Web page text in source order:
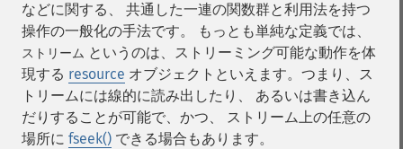
などに関する、 共通した一連の関数群と利用法を持つ
操作の一般化の手法です。 もっとも単純な定義では、
ストリーム というのは、ストリーミング可能な動作を体
現する resource オブジェクトといえます。つまり、ス
トリームには線的に読み出したり、 あるいは書き込ん
だりすることが可能で、かつ、 ストリーム上の任意の
場所に fseek() できる場合もあります。